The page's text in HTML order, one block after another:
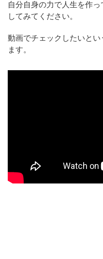
自分自身の力で人生を作
してみてください。
動画でチェックしたいと
ます。